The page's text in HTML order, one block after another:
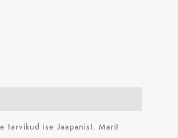
tarvikud ise Jaapanist. Marit